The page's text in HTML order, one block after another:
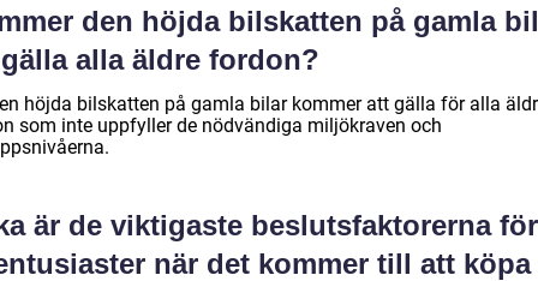
den höjda bilskatten på gamla
alla äldre fordon?
höjda bilskatten på gamla bilar kommer att gälla för alla
som inte uppfyller de nödvändiga miljökraven och
är de viktigaste beslutsfaktorerna för
när det kommer till att köpa